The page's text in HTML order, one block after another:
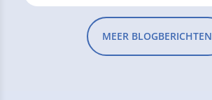
MEER BLOGBERICHTEN